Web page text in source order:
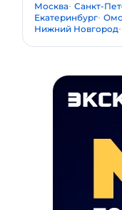
Москва Санкт-
Екатеринбург
Нижний Новгород